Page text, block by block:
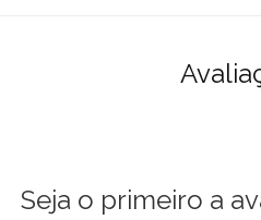
Seja o primeiro a